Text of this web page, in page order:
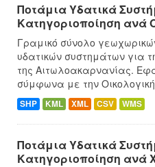
Ποτάμια Υδατικά
Κατηγοριοποίηση ανά
Γραμικό σύνολο
υδατικών συστημάτων για
της Αιτωλοακαρνανίας.
σύμφωνα με την
SHP KML XML CSV WMS
Ποτάμια Υδατικά
Κατηγοριοποίηση ανά